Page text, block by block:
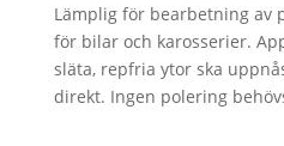
Lämplig för bearbetning av
för bilar och karosserier.
släta, repfria ytor ska
direkt. Ingen polering